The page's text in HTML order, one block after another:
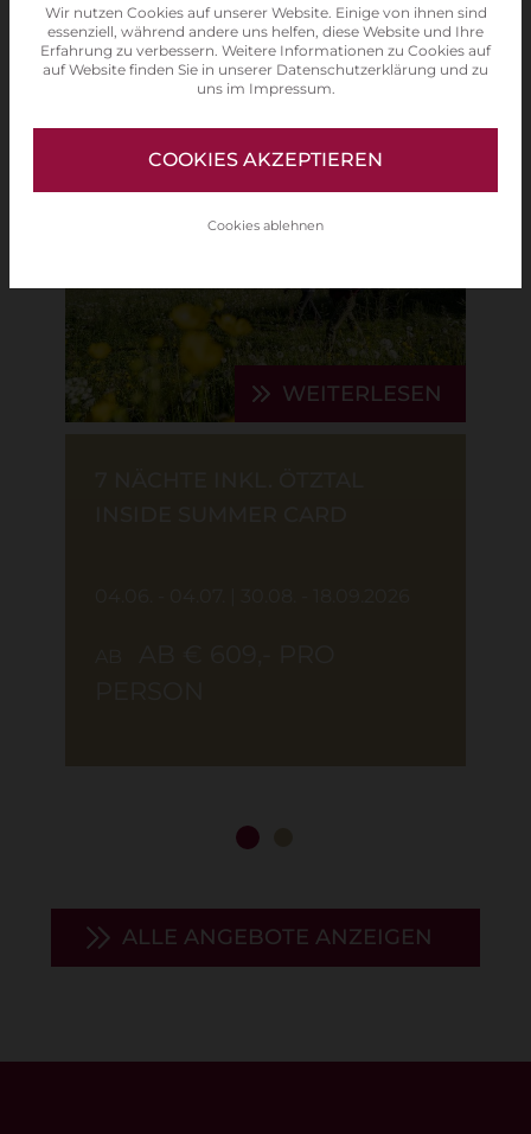
Urlaubs-Angebote
WEITERLESEN
ALLE ANGEBOTE ANZEIGEN
Wir nutzen Cookies auf unserer Website. Einige von ihnen sind
essenziell, während andere uns helfen, diese Website und Ihre
Erfahrung zu verbessern. Weitere Informationen zu Cookies auf
auf Website finden Sie in unserer Datenschutzerklärung und zu
uns im Impressum
COOKIES AKZEPTIEREN
Cookies ablehnen